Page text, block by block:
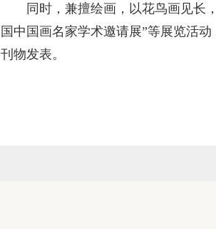
同时，兼擅绘画，以花鸟画见长
国中国画名家学术邀请展”等展览活
刊物发表。